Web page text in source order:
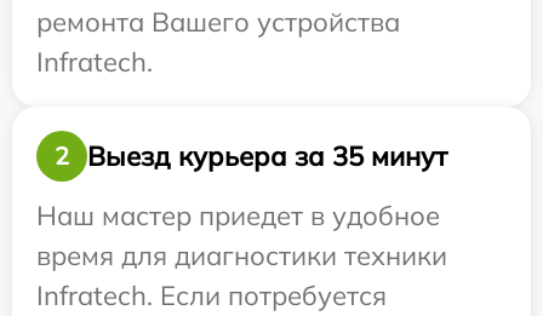
ремонта Вашего устройства
Infratech.
2
Выезд курьера за 35 минут
Наш мастер приедет в удобное
время для диагностики техники
Infratech. Если потребуется